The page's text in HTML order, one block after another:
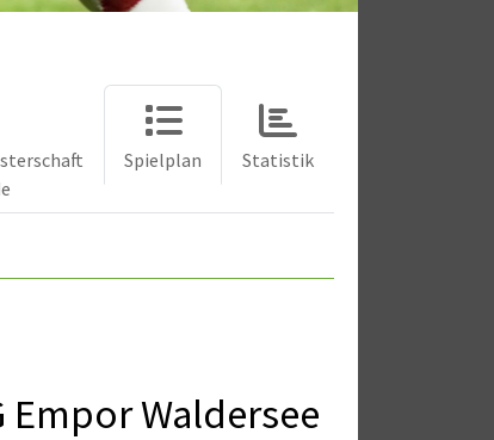
Spielplan Statistik
Empor Waldersee